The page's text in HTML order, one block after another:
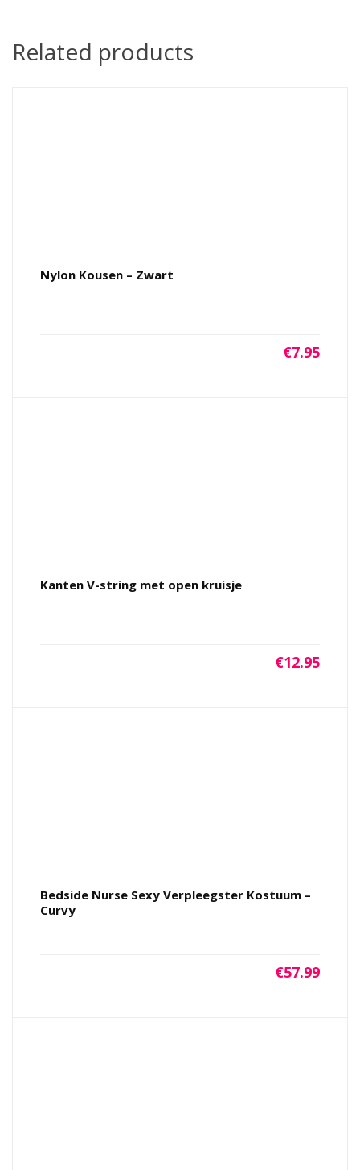
Related products
Nylon Kousen – Zwart
€7.95
Kanten V-string met open kruisje
€12.95
Bedside Nurse Sexy Verpleegster Kostuum –
Curvy
€57.99